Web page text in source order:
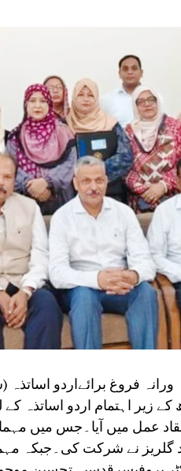
فروغ برائےاردو
عمل میں آیا۔جس میں
گلریز نے شرکت کی۔جبکہ